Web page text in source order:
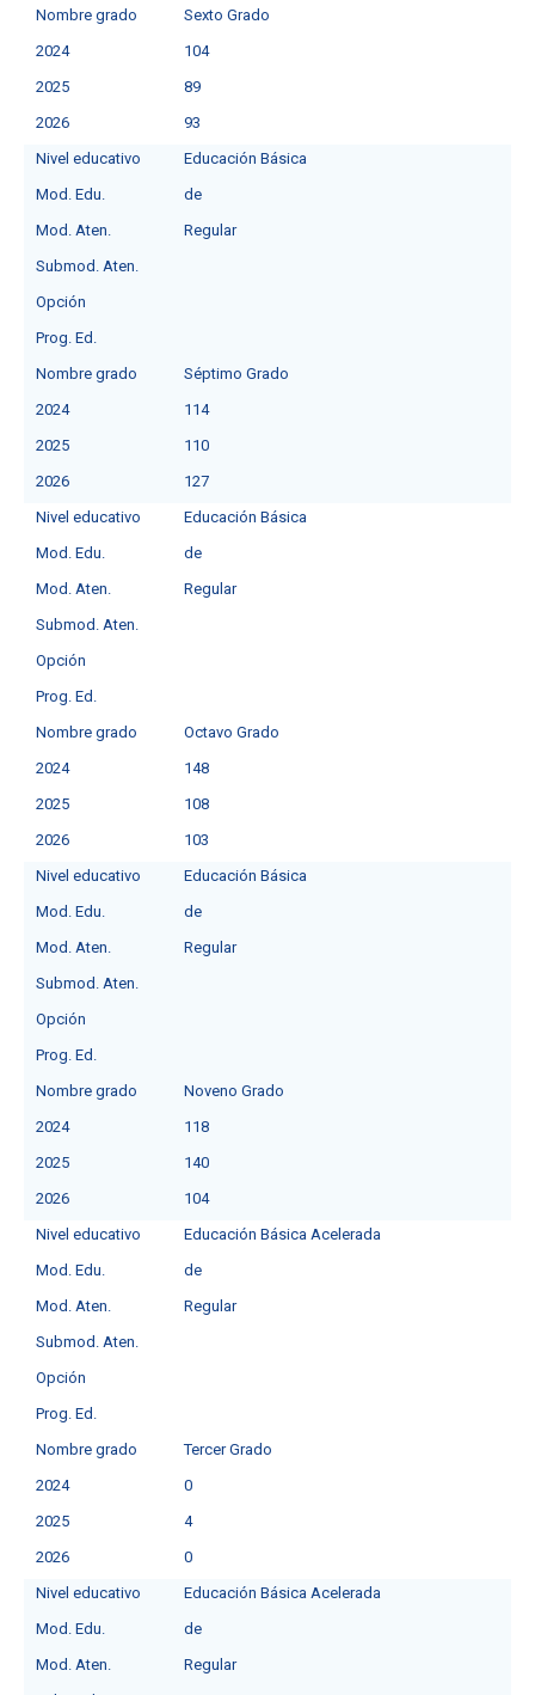
Nombre grado
Sexto Grado
2024
104
2025
89
2026
93
Nivel educativo
Educación Básica
Mod. Edu.
de
Mod. Aten.
Regular
Submod. Aten.
Opción
Prog. Ed.
Nombre grado
Séptimo Grado
2024
114
2025
110
2026
127
Nivel educativo
Educación Básica
Mod. Edu.
de
Mod. Aten.
Regular
Submod. Aten.
Opción
Prog. Ed.
Nombre grado
Octavo Grado
2024
148
2025
108
2026
103
Nivel educativo
Educación Básica
Mod. Edu.
de
Mod. Aten.
Regular
Submod. Aten.
Opción
Prog. Ed.
Nombre grado
Noveno Grado
2024
118
2025
140
2026
104
Nivel educativo
Educación Básica Acelerada
Mod. Edu.
de
Mod. Aten.
Regular
Submod. Aten.
Opción
Prog. Ed.
Nombre grado
Tercer Grado
2024
0
2025
4
2026
0
Nivel educativo
Educación Básica Acelerada
Mod. Edu.
de
Mod. Aten.
Regular